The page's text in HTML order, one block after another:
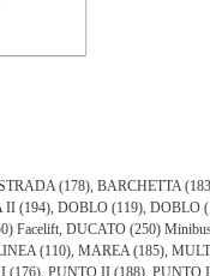
(178), BARCHETTA
(194), DOBLO (119),
Facelift, DUCATO (250)
(110), MAREA (185),
PUNTO II (188),